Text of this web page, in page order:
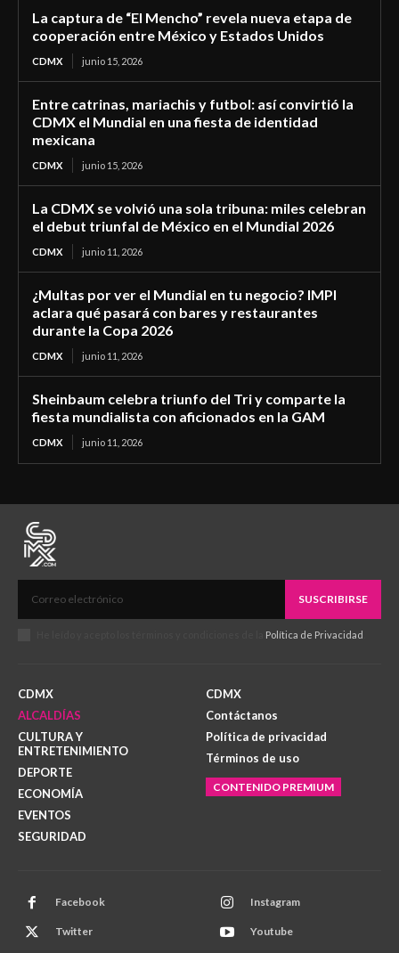
La captura de “El Mencho” revela nueva etapa de
cooperación entre México y Estados Unidos
CDMX junio 15, 2026
Entre catrinas, mariachis y futbol: así convirtió la
CDMX el Mundial en una fiesta de identidad
mexicana
CDMX junio 15, 2026
La CDMX se volvió una sola tribuna: miles celebran
el debut triunfal de México en el Mundial 2026
CDMX junio 11, 2026
¿Multas por ver el Mundial en tu negocio? IMPI
aclara qué pasará con bares y restaurantes
durante la Copa 2026
CDMX junio 11, 2026
Sheinbaum celebra triunfo del Tri y comparte la
fiesta mundialista con aficionados en la GAM
CDMX junio 11, 2026
SUSCRIBIRSE
Política de Privacidad
CDMX
ALCALDÍAS
CULTURA Y
ENTRETENIMIENTO
DEPORTE
ECONOMÍA
EVENTOS
SEGURIDAD
CDMX
Contáctanos
Política de privacidad
Términos de uso
CONTENIDO PREMIUM
Facebook Instagram
Twitter Youtube